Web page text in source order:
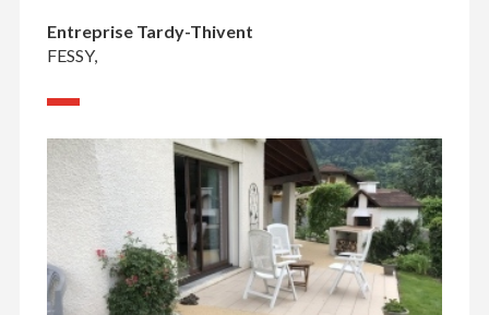
Entreprise Tardy-Thivent
FESSY,